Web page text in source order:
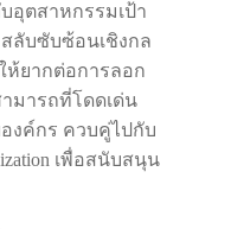
อุตสาหกรรมเป้า
ลับซับซ้อนเชิงกล
ให้ยากต่อการลอก
มารถที่โดดเด่น
องค์กร ควบคู่ไปกับ
เพื่อสนับสนุน